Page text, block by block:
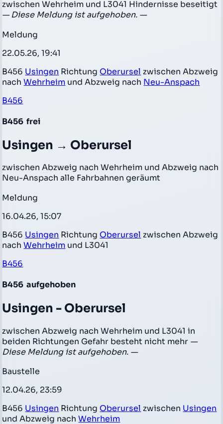
zwischen Wehrheim und L3041 Hindernisse beseitigt
— Diese Meldung ist aufgehoben. —
Meldung
22.05.26, 19:41
B456 Usingen Richtung Oberursel zwischen Abzweig
nachWehrheim und Abzweig nach Neu-Anspach
B456
B456 frei
Usingen → Oberursel
zwischen Abzweig nach Wehrheim und Abzweig nach
Neu-Anspach alle Fahrbahnen geräumt
Meldung
16.04.26, 15:07
B456 Usingen Richtung Oberursel zwischen Abzweig
nachWehrheim und L3041
B456
B456 aufgehoben
Usingen - Oberursel
zwischen Abzweig nach Wehrheim und L3041 in
beiden Richtungen Gefahr besteht nicht mehr —
Diese Meldung ist aufgehoben. —
Baustelle
12.04.26, 23:59
B456 Usingen Richtung Oberursel zwischen Usingen
und Abzweig nachWehrheim